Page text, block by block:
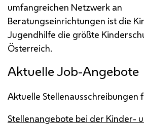
umfangreichen Netzwerk an
Beratungseinrichtungen ist die
Jugendhilfe die größte
Österreich.
AktuelleJob-Angebote
Aktuelle Stellenausschreibungen
Stellenangebote bei der Kinder-